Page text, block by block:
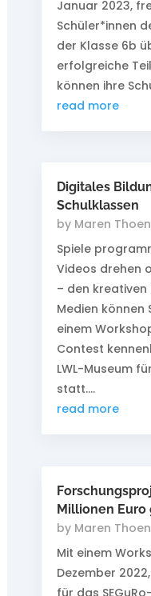
Januar 2023,
Schüler*innen
der Klasse 6b
erfolgreiche
können ihre
read more
Digitales
Schulklassen
by Maren
Spiele
Videos drehen
– den
Medien können
einem
Contest
LWL-Museum
statt....
read more
Millionen
by Maren
Mit einem
Dezember
für das